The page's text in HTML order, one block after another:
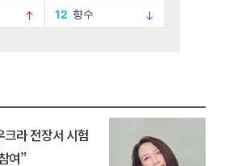
여”